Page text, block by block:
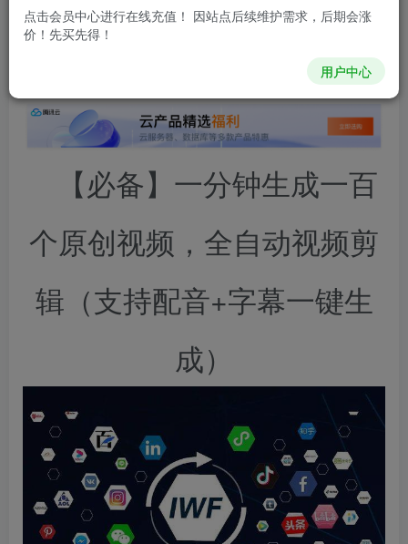
本站所有内容来自互联网收集，仅供学习和交流，请勿用于商业
用途。如有侵权、不妥之处，请第一时间联系我们删除！
【必备】一分钟生成一百
个原创视频，全自动视频剪
辑（支持配音+字幕一键生
成）
点击会员中心进行在线充值！ 因站点后续维护需求，后期会涨
价！先买先得！
用户中心